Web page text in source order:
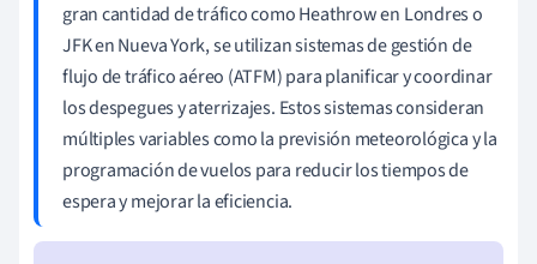
gran cantidad de tráfico como Heathrow en Londres o
JFK en Nueva York, se utilizan sistemas de gestión de
flujo de tráfico aéreo (ATFM) para planificar y coordinar
los despegues y aterrizajes. Estos sistemas consideran
múltiples variables como la previsión meteorológica y la
programación de vuelos para reducir los tiempos de
espera y mejorar la eficiencia.